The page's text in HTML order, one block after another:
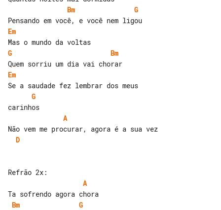
Bm
G
Em
G
Bm
Em
G
A
D
A
Bm
G